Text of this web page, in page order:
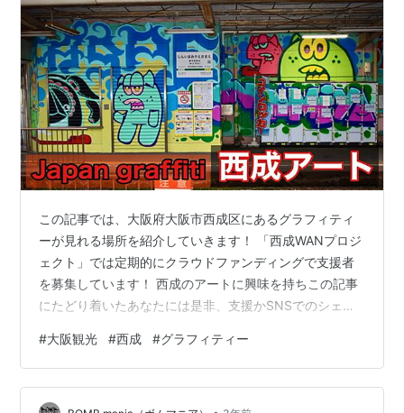
この記事では、大阪府大阪市西成区にあるグラフィティ
ーが見れる場所を紹介していきます！ 「西成WANプロジ
ェクト」では定期的にクラウドファンディングで支援者
を募集しています！ 西成のアートに興味を持ちこの記事
にたどり着いたあなたには是非、支援かSNSでのシェア
>>西成WANで街に賑わいを！ - CAMPFIRE (キャンプフ
ァイヤー) camp-fire.jp 少ないですが僕も支援しました！
記事内の写真の撮影日2023年8月18日 ＯＭＯ７大阪 ｂｙ
#大阪観光 #西成 #グラフィティー